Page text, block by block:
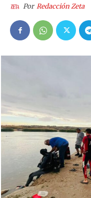
Por Redacción Zeta